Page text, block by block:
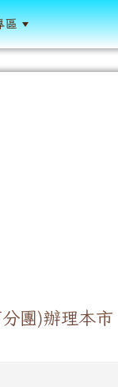
區
團)辦理本市